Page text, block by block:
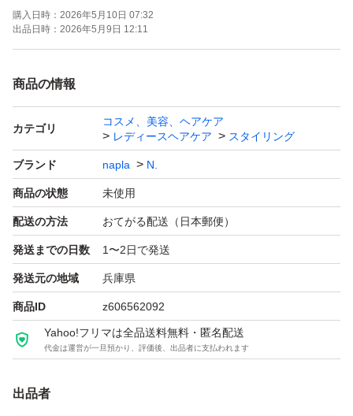
購入日時： 2026年5月10日 07:32
出品日時： 2026年5月9日 12:11
商品の情報
カテゴリ
コスメ、美容、ヘアケア
レディースヘアケア
スタイリング
ブランド napla N.
商品の状態 未使用
配送の方法 おてがる配送（日本郵便）
発送までの日数 1〜2日で発送
発送元の地域 兵庫県
商品ID z606562092
Yahoo!フリマは全品送料無料・匿名配送
代金は運営が一旦預かり、評価後、出品者に支払われます
出品者